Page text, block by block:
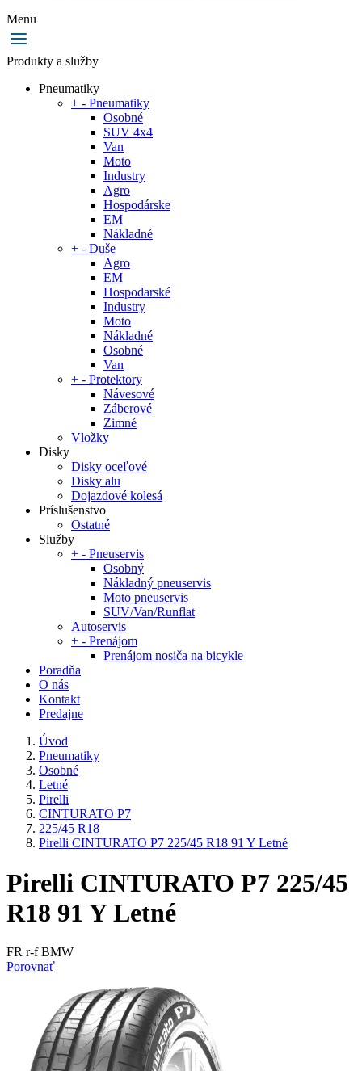
Menu
Produkty a služby
Pneumatiky
+ - Pneumatiky
Osobné
SUV 4x4
Van
Moto
Industry
Agro
Hospodárske
EM
Nákladné
+ - Duše
Agro
EM
Hospodarské
Industry
Moto
Nákladné
Osobné
Van
+ - Protektory
Návesové
Záberové
Zimné
Vložky
Disky
Disky oceľové
Disky alu
Dojazdové kolesá
Príslušenstvo
Ostatné
Služby
+ - Pneuservis
Osobný
Nákladný pneuservis
Moto pneuservis
SUV/Van/Runflat
Autoservis
+ - Prenájom
Prenájom nosiča na bicykle
Poradňa
O nás
Kontakt
Predajne
Úvod
Pneumatiky
Osobné
Letné
Pirelli
CINTURATO P7
225/45 R18
Pirelli CINTURATO P7 225/45 R18 91 Y Letné
Pirelli CINTURATO P7 225/45
R18 91 Y Letné
FR r-f BMW
Porovnať